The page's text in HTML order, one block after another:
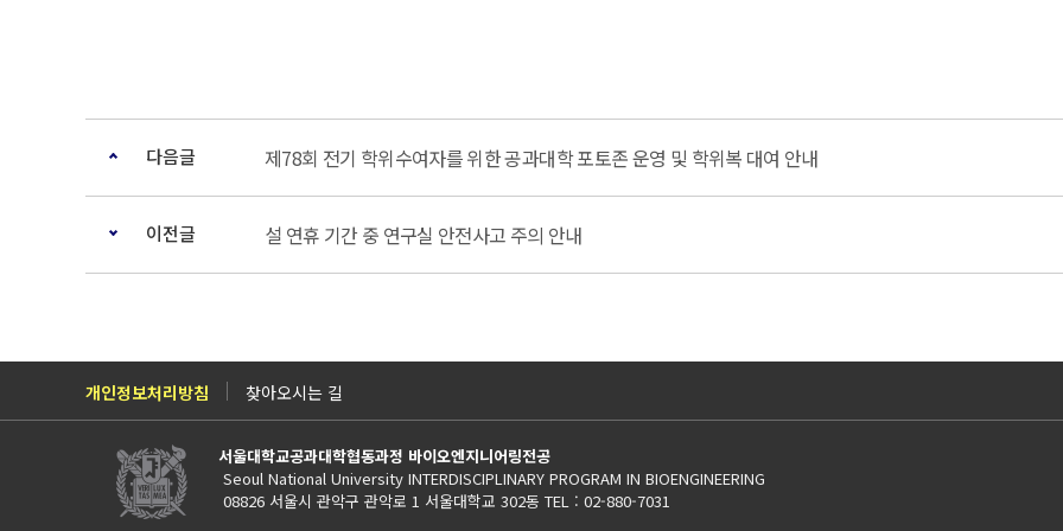
다음글 제78회 전기 학위수여자를 위한 공과대학 포토존 운영 및 학위복 대여 안내
이전글 설 연휴 기간 중 연구실 안전사고 주의 안내
개인정보처리방침 찾아오시는 길
서울대학교공과대학협동과정 바이오엔지니어링전공
Seoul National University INTERDISCIPLINARY PROGRAM IN BIOENGINEERING
08826 서울시 관악구 관악로 1 서울대학교 302동 TEL : 02-880-7031